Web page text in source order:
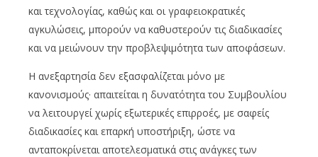
και τεχνολογίας, καθώς και οι γραφειοκρατικές
αγκυλώσεις, μπορούν να καθυστερούν τις διαδικασίες
και να μειώνουν την προβλεψιμότητα των αποφάσεων.
Η ανεξαρτησία δεν εξασφαλίζεται μόνο με
κανονισμούς· απαιτείται η δυνατότητα του Συμβουλίου
να λειτουργεί χωρίς εξωτερικές επιρροές, με σαφείς
διαδικασίες και επαρκή υποστήριξη, ώστε να
ανταποκρίνεται αποτελεσματικά στις ανάγκες των